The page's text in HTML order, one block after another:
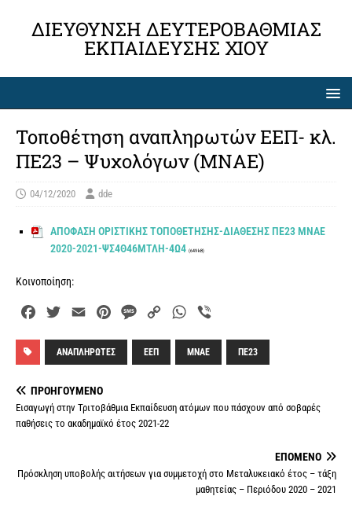
ΔΙΕΎΘΥΝΣΗ ΔΕΥΤΕΡΟΒΆΘΜΙΑΣ
ΕΚΠΑΊΔΕΥΣΗΣ ΧΊΟΥ
Τοποθέτηση αναπληρωτών ΕΕΠ- κλ.
ΠΕ23 – Ψυχολόγων (ΜΝΑΕ)
04/12/2020 dde
ΑΠΟΦΑΣΗ ΟΡΙΣΤΙΚΗΣ ΤΟΠΟΘΕΤΗΣΗΣ-ΔΙΑΘΕΣΗΣ ΠΕ23 ΜΝΑΕ
2020-2021-ΨΣ4Θ46ΜΤΛΗ-4Ω4 (649 kB)
Κοινοποίηση:
e
b
o
o
i
t
t
e
r
a
i
l
n
t
r
e
M
s
g
e
y
i
n
W
a
t
A
e
ΑΝΑΠΛΗΡΩΤΈΣ ΕΕΠ ΜΝΑΕ ΠΕ23
ΠΡΟΗΓΟΎΜΕΝΟ
Εισαγωγή στην Τριτοβάθμια Εκπαίδευση ατόμων που πάσχουν από σοβαρές
παθήσεις το ακαδημαϊκό έτος 2021-22
ΕΠΌΜΕΝΟ
Πρόσκληση υποβολής αιτήσεων για συμμετοχή στο Μεταλυκειακό έτος – τάξη
μαθητείας – Περιόδου 2020 – 2021